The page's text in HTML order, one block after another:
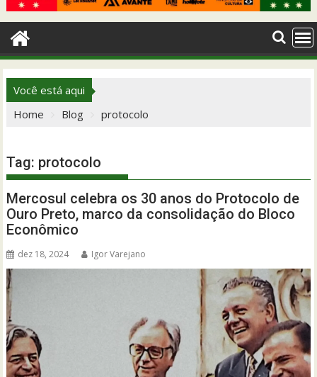
Você está aqui
Home
Blog protocolo
Tag: protocolo
Mercosul celebra os 30 anos do Protocolo de
Ouro Preto, marco da consolidação do Bloco
Econômico
dez 18, 2024 Igor Varejano